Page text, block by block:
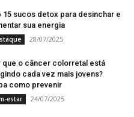
15 sucos detox para desinchar e
sua energia
28/07/2025
que o câncer colorretal está
cada vez mais jovens?
como prevenir
estar 24/07/2025